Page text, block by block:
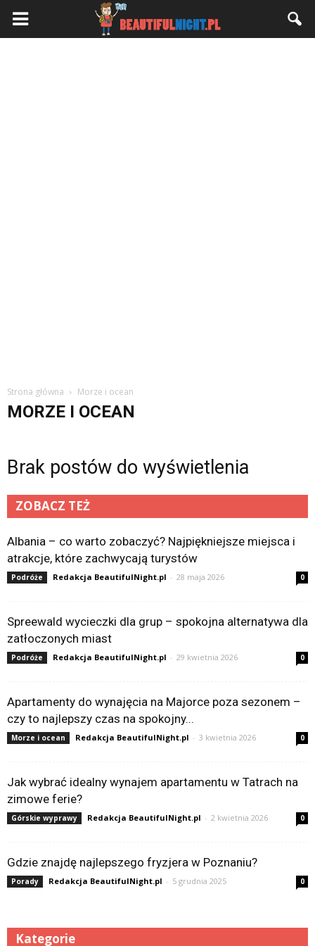
Strona główna Morze i ocean
MORZE I OCEAN
Brak postów do wyświetlenia
ZOBACZ TEŻ
Albania – co warto zobaczyć? Najpiękniejsze miejsca i
atrakcje, które zachwycają turystów
Podróże Redakcja BeautifulNight.pl - 28 maja 2026 0
Spreewald wycieczki dla grup – spokojna alternatywa dla
zatłoczonych miast
Podróże Redakcja BeautifulNight.pl - 29 kwietnia 2026 0
Apartamenty do wynajęcia na Majorce poza sezonem –
czy to najlepszy czas na spokojny...
Morze i ocean Redakcja BeautifulNight.pl - 3 kwietnia 2026 0
Jak wybrać idealny wynajem apartamentu w Tatrach na
zimowe ferie?
Górskie wyprawy Redakcja BeautifulNight.pl - 2 kwietnia 2026 0
Gdzie znajdę najlepszego fryzjera w Poznaniu?
Porady Redakcja BeautifulNight.pl - 5 grudnia 2025 0
Kategorie